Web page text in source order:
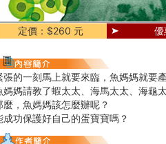
定價：$260 元
張的一刻馬上就要來臨，魚媽媽就要
媽媽請教了蝦太太、海馬太太、海龜
麼，魚媽媽該怎麼辦呢？
成功保護好自己的蛋寶寶嗎？